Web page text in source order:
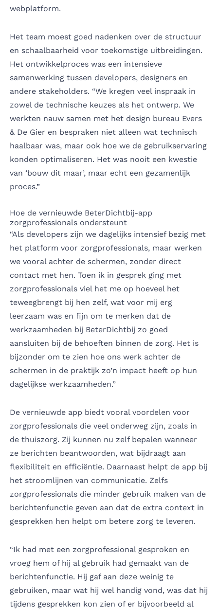
webplatform.
Het team moest goed nadenken over de structuur
en schaalbaarheid voor toekomstige uitbreidingen.
Het ontwikkelproces was een intensieve
samenwerking tussen developers, designers en
andere stakeholders. “We kregen veel inspraak in
zowel de technische keuzes als het ontwerp. We
werkten nauw samen met het design bureau Evers
& De Gier en bespraken niet alleen wat technisch
haalbaar was, maar ook hoe we de gebruikservaring
konden optimaliseren. Het was nooit een kwestie
van ‘bouw dit maar’, maar echt een gezamenlijk
proces.”
Hoe de vernieuwde BeterDichtbij-app
zorgprofessionals ondersteunt
“Als developers zijn we dagelijks intensief bezig met
het platform voor zorgprofessionals, maar werken
we vooral achter de schermen, zonder direct
contact met hen. Toen ik in gesprek ging met
zorgprofessionals viel het me op hoeveel het
teweegbrengt bij hen zelf, wat voor mij erg
leerzaam was en fijn om te merken dat de
werkzaamheden bij BeterDichtbij zo goed
aansluiten bij de behoeften binnen de zorg. Het is
bijzonder om te zien hoe ons werk achter de
schermen in de praktijk zo’n impact heeft op hun
dagelijkse werkzaamheden.”
De vernieuwde app biedt vooral voordelen voor
zorgprofessionals die veel onderweg zijn, zoals in
de thuiszorg. Zij kunnen nu zelf bepalen wanneer
ze berichten beantwoorden, wat bijdraagt aan
flexibiliteit en efficiëntie. Daarnaast helpt de app bij
het stroomlijnen van communicatie. Zelfs
zorgprofessionals die minder gebruik maken van de
berichtenfunctie geven aan dat de extra context in
gesprekken hen helpt om betere zorg te leveren.
“Ik had met een zorgprofessional gesproken en
vroeg hem of hij al gebruik had gemaakt van de
berichtenfunctie. Hij gaf aan deze weinig te
gebruiken, maar wat hij wel handig vond, was dat hij
tijdens gesprekken kon zien of er bijvoorbeeld al